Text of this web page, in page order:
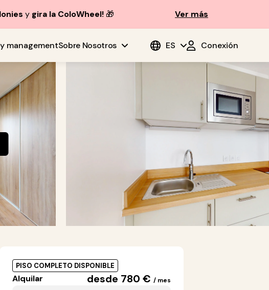
y gira la ColoWheel! 🎁 Ver más
managementSobre Nosotros ES Conexión
PISO COMPLETO DISPONIBLE
Alquilar desde 780 € / mes